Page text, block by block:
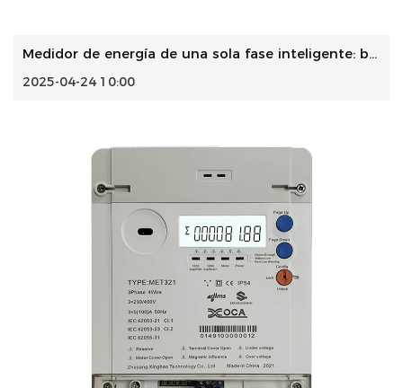
Medidor de energía de una sola fase inteligente: beneficio...
2025-04-24 10:00